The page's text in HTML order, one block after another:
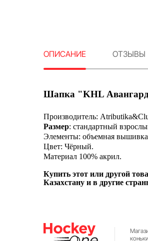
ОПИСАНИЕ ОТЗЫВЫ
Шапка "KHL
Производитель:
Размер: стандартный
Элементы: объемная вышивка
Цвет: Чёрный.
Материал 100% акрил.
Купить этот или другой
Казахстану и в другие